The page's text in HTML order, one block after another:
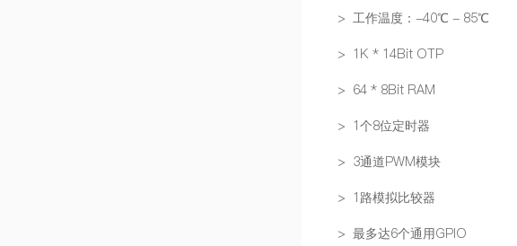
> 工作温度：-40℃ - 85℃
> 1K * 14Bit OTP
> 64 * 8Bit RAM
> 1个8位定时器
> 3通道PWM模块
> 1路模拟比较器
> 最多达6个通用GPIO